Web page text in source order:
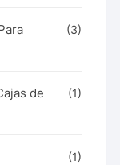
(3)
de
(1)
(1)